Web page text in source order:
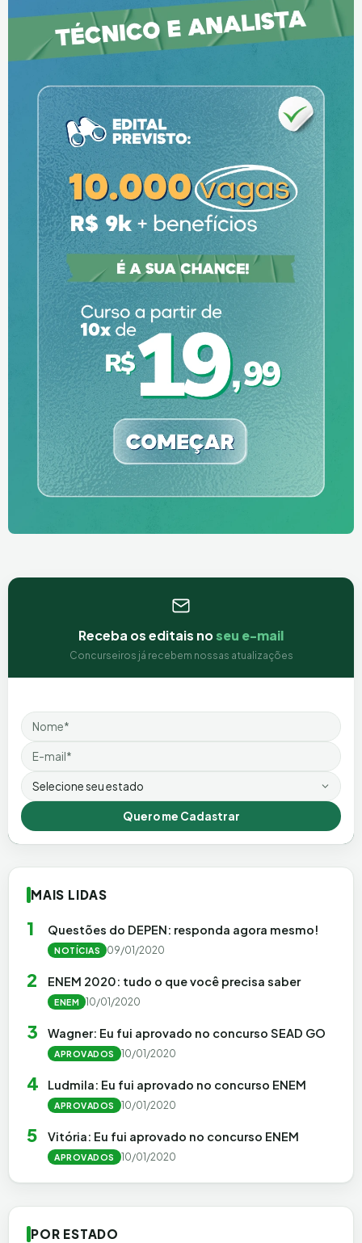
Receba os editais noseu e-mail
Concurseiros já recebem nossas atualizações
Nome
Email
Estado
Quero me Cadastrar
MAIS LIDAS
1 Questões do DEPEN: responda agora mesmo!
NOTÍCIAS 09/01/2020
2 ENEM 2020: tudo o que você precisa saber
ENEM 10/01/2020
3 Wagner: Eu fui aprovado no concurso SEAD GO
APROVADOS 10/01/2020
4 Ludmila: Eu fui aprovado no concurso ENEM
APROVADOS 10/01/2020
5 Vitória: Eu fui aprovado no concurso ENEM
APROVADOS 10/01/2020
POR ESTADO